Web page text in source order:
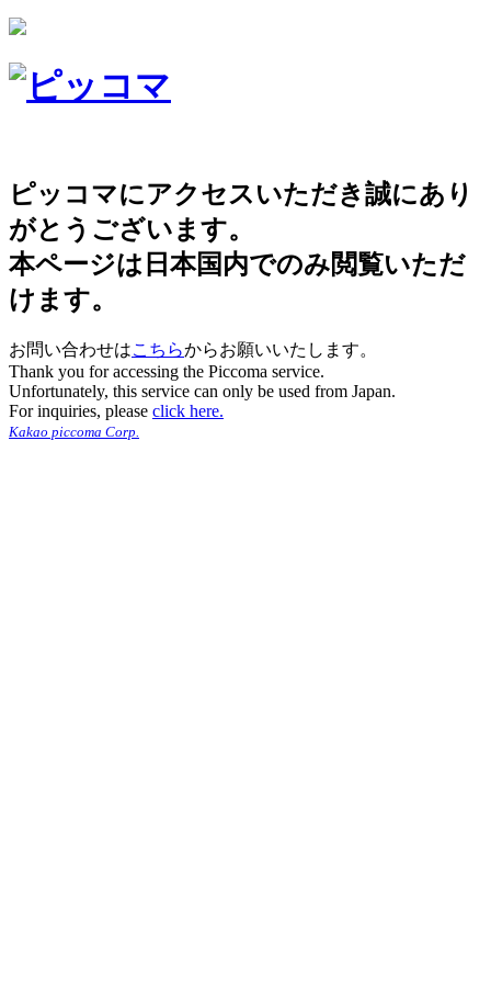
ピッコマにアクセスいただき誠にあり
がとうございます。
本ページは日本国内でのみ閲覧いただ
けます。
お問い合わせはこちらからお願いいたします。
Thank you for accessing the Piccoma service.
Unfortunately, this service can only be used from Japan.
For inquiries, please click here.
Kakao piccoma Corp.